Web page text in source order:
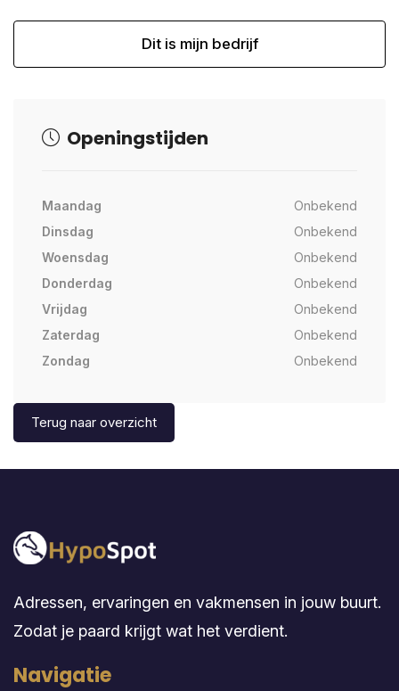
Dit is mijn bedrijf
Openingstijden
Maandag
Onbekend
Dinsdag
Onbekend
Woensdag
Onbekend
Donderdag
Onbekend
Vrijdag
Onbekend
Zaterdag
Onbekend
Zondag
Onbekend
Terug naar overzicht
Adressen, ervaringen en vakmensen in jouw buurt.
Zodat je paard krijgt wat het verdient.
Navigatie